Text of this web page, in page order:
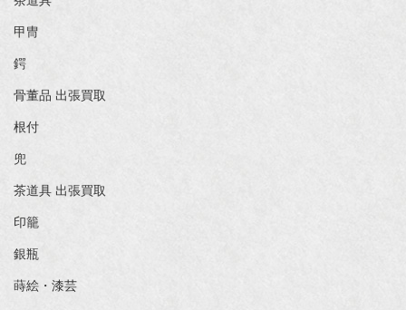
甲冑
鍔
骨董品 出張買取
根付
兜
茶道具 出張買取
印籠
銀瓶
蒔絵・漆芸